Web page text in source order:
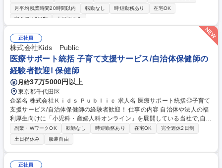
入社前にオンライン研修があるため未経験でもご安心ください！ 【魅力】
■就業先：総合商社や大手メーカー、金融機関など、大手有名企業がメイ
てくださるため、安心して長期的に就業できる環境です。（実際に1社で
の平均勤続年数は2年以上。直接雇用になる方も年々増えています！） ■
働きやすさ：残業は少なめ。帰りにお買い物をしたり、舞台を見に行った
りなど、プライベートも充実させている方が多いです！ 募集職種 医療･ク
リニック経験者募集【事務職/東京23区】事務未経験が8割/無期雇用派遣
月平均残業時間20時間以内
転勤なし 時短勤務あり
在宅OK
完全週休2日制
土日祝休み
正社員
株式会社Kids Public
医療サポート統括 子育て支援サービス/自治体保健師の
経験者歓迎! 保健師
月給37万5000円以上
東京都千代田区
企業名 株式会社Ｋｉｄｓ Ｐｕｂｌｉｃ 求人名 医療サポート統括◎子育て
支援サービス/自治体保健師の経験者歓迎！ 仕事の内容 自治体や法人の福
利厚生向けに「小児科・産婦人科オンライン」を展開している当社で,自治
体保健師の知見を活かして,医療者(医師/助産師等)のサポート・バックアッ
プを担い,活躍いただく方を募集します！ ■相談対応を行う医療者(医師/助
産師等)のサポート・バックアップ ■ハイリスクユーザーへの対応検討/自
治体や児童相談所等との連携・情報共有 ■社内コミュニティ(Slack等)を通
じた母子保健・児童福祉に関する最新トピックや医学知識のアップデー
副業・WワークOK 転勤なし 時短勤務あり 在宅OK
完全週休2日制
土日祝休み
服装自由
正社員